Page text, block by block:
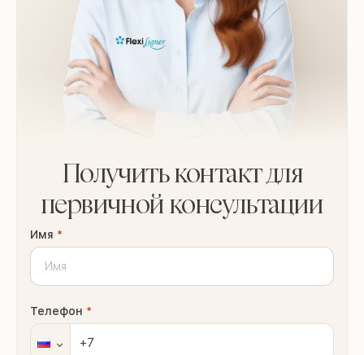
Получить контакт для
первичной консультации
Имя *
Телефон *